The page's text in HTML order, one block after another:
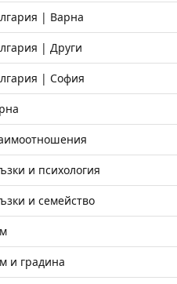
| Варна
| Други
| София
и психология
и семейство
и градина